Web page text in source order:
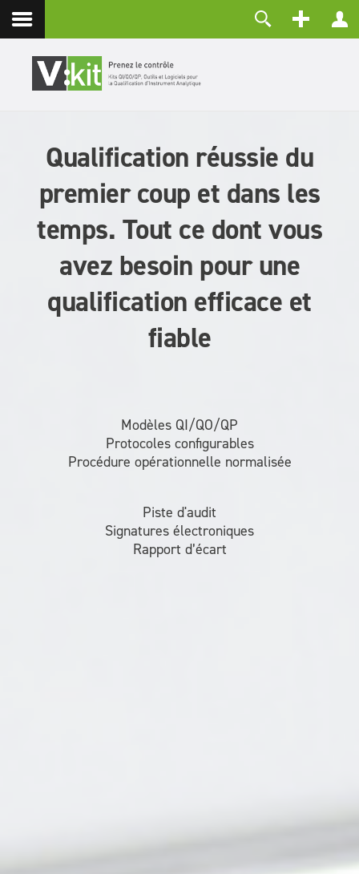
Contact
Mot de passe
CONNEXION
Identifiant perdu ?
Créer un compte
Qualification réussie du
premier coup et dans les
temps. Tout ce dont vous
avez besoin pour une
qualification efficace et
fiable
Modèles QI/QO/QP
Protocoles configurables
Procédure opérationnelle normalisée
Piste d'audit
Signatures électroniques
Rapport d’écart